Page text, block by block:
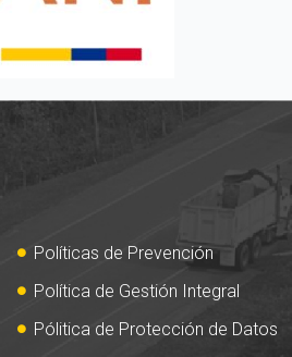
Políticas de Prevención
Política de Gestión Integral
Pólitica de Protección de Datos